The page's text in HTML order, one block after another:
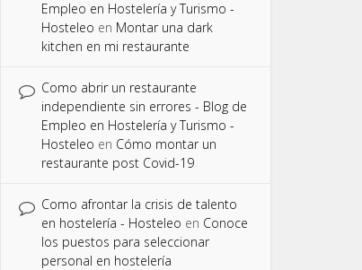
Empleo en Hostelería y Turismo -
Hosteleo en Montar una dark
kitchen en mi restaurante
Como abrir un restaurante
independiente sin errores - Blog de
Empleo en Hostelería y Turismo -
Hosteleo en Cómo montar un
restaurante post Covid-19
Como afrontar la crisis de talento
en hostelería - Hosteleo en Conoce
los puestos para seleccionar
personal en hostelería